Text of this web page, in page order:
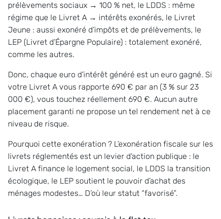
prélèvements sociaux → 100 % net, le LDDS : même
régime que le Livret A → intérêts exonérés, le Livret
Jeune : aussi exonéré d’impôts et de prélèvements, le
LEP (Livret d’Épargne Populaire) : totalement exonéré,
comme les autres.
Donc, chaque euro d’intérêt généré est un euro gagné. Si
votre Livret A vous rapporte 690 € par an (3 % sur 23
000 €), vous touchez réellement 690 €. Aucun autre
placement garanti ne propose un tel rendement net à ce
niveau de risque.
Pourquoi cette exonération ? L’exonération fiscale sur les
livrets réglementés est un levier d’action publique : le
Livret A finance le logement social, le LDDS la transition
écologique, le LEP soutient le pouvoir d’achat des
ménages modestes… D’où leur statut “favorisé”.